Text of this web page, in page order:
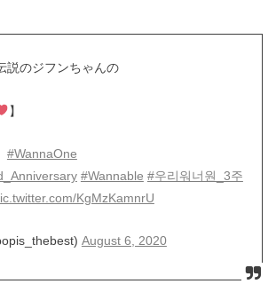
説のジフンちゃんの
】
#WannaOne
#Wannable #우리워너원_3주
KgMzKamnrU
August 6, 2020